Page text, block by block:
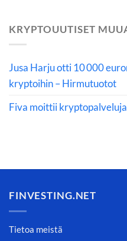
KRYPTOUUTISET
Jusa Harju otti 10 000
kryptoihin – Hirmutuotot
Fiva moittii kryptopalveluja
FINVESTING.NET
Tietoa meistä